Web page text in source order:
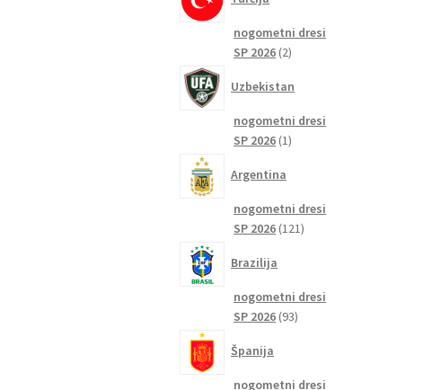
nogometni dresi
SP 2026 22
Uzbekistan
nogometni dresi
SP 2026 11
Argentina
nogometni dresi
SP 2026 121121
Brazilija
nogometni dresi
SP 2026 9393
Španija
nogometni dresi